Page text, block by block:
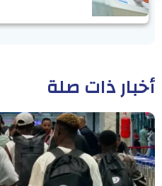
أخبار ذات صلة